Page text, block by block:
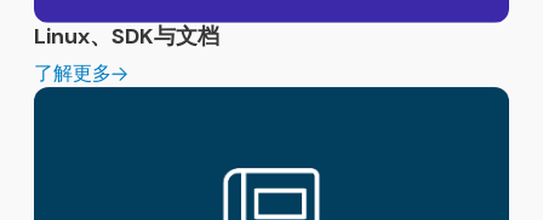
Linux、SDK与文档
了解更多